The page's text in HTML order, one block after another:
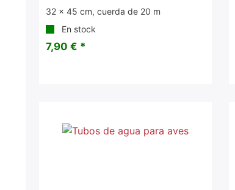
32 x 45 cm, cuerda de 20 m
En stock
7,90 € *